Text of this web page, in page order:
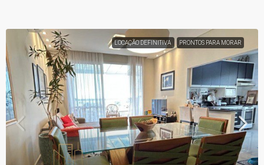
LOCAÇÃO DEFINITIVA PRONTOS PARA MORAR